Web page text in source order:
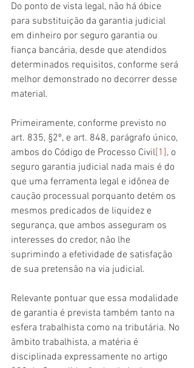
Do ponto de vista legal, não há óbice
para substituição da garantia judicial
em dinheiro por seguro garantia ou
fiança bancária, desde que atendidos
determinados requisitos, conforme será
melhor demonstrado no decorrer desse
material.
Primeiramente, conforme previsto no
art. 835, §2º, e art. 848, parágrafo único,
ambos do Código de Processo Civil[1], o
seguro garantia judicial nada mais é do
que uma ferramenta legal e idônea de
caução processual porquanto detém os
mesmos predicados de liquidez e
segurança, que ambos asseguram os
interesses do credor, não lhe
suprimindo a efetividade de satisfação
de sua pretensão na via judicial.
Relevante pontuar que essa modalidade
de garantia é prevista também tanto na
esfera trabalhista como na tributária. No
âmbito trabalhista, a matéria é
disciplinada expressamente no artigo